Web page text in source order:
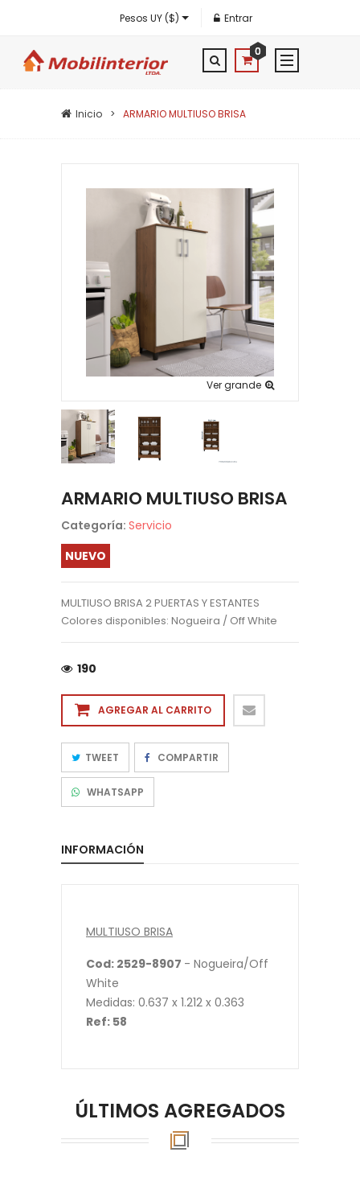
Pesos UY ($) Entrar
0
Inicio ARMARIO MULTIUSO BRISA
Ver grande
ARMARIO MULTIUSO BRISA
Categoría: Servicio
NUEVO
MULTIUSO BRISA 2 PUERTAS Y ESTANTES
Colores disponibles: Nogueira / Off White
190
AGREGAR AL CARRITO
TWEET COMPARTIR
WHATSAPP
INFORMACIÓN
MULTIUSO BRISA
Cod: 2529-8907 - Nogueira/Off
White
Medidas: 0.637 x 1.212 x 0.363
Ref: 58
ÚLTIMOS AGREGADOS